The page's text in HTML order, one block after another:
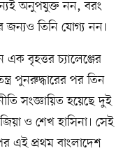
অনুপযুক্ত নন, বরং
জন্যও তিনি যোগ্য নন।
বৃহত্তর চ্যালেঞ্জের
পুনরুদ্ধারের পর তিন
সংজ্ঞায়িত হয়েছে দুই
জিয়া ও শেখ হাসিনা। সেই
এই প্রথম বাংলাদেশ